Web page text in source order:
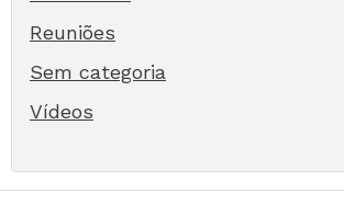
Reuniões
Sem categoria
Vídeos